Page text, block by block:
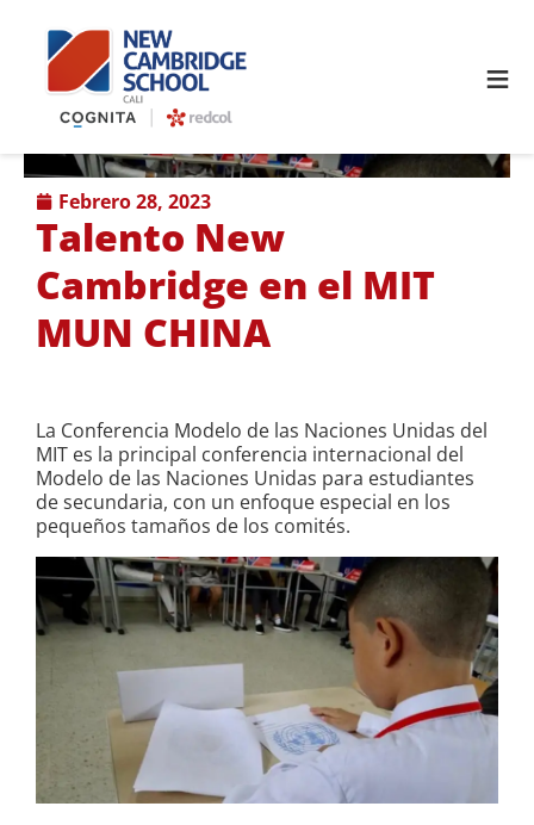
≡
febrero 28, 2023
Talento New
Cambridge en el MIT
MUN CHINA
La Conferencia Modelo de las Naciones Unidas del
MIT es la principal conferencia internacional del
Modelo de las Naciones Unidas para estudiantes
de secundaria, con un enfoque especial en los
pequeños tamaños de los comités.